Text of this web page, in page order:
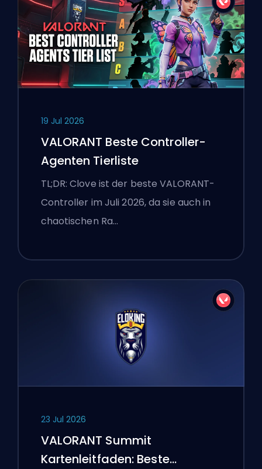
19 Jul 2026
VALORANT Beste Controller-
Agenten Tierliste
TL;DR: Clove ist der beste VALORANT-
Controller im Juli 2026, da sie auch in
chaotischen Ra…
23 Jul 2026
VALORANT Summit
Kartenleitfaden: Beste